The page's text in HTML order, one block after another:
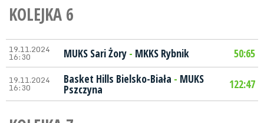
KOLEJKA 6
19.11.2024
16:30 MUKS Sari Żory - MKKS Rybnik 50:65
19.11.2024
16:30
Basket Hills Bielsko-Biała - MUKS
Pszczyna 122:47